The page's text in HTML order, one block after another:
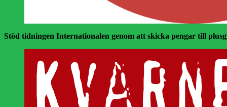
Stöd tidningen Internationalen genom att skicka pengar till